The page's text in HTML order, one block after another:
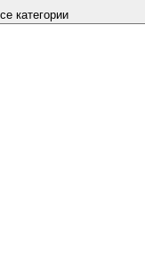
категории